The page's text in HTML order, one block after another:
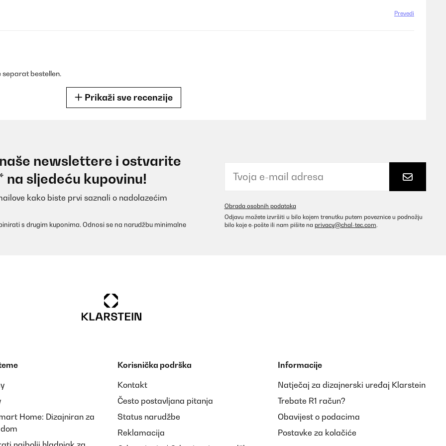
Prevedi
separat bestellen.
Prevedi
Prikaži sve recenzije
newslettere i ostvarite
na sljedeću kupovinu!
kako biste prvi saznali o nadolazećim
s drugim kuponima. Odnosi se na narudžbu minimalne
Obrada osobnih podataka
Odjavu možete izvršiti u bilo kojem trenutku putem poveznice u podnožju
bilo koje e-pošte ili nam pišite na privacy@chal-tec.com.
Home: Dizajniran za
Korisnička podrška
Kontakt
Često postavljana pitanja
Status narudžbe
Reklamacija
Informacije
Natječaj za dizajnerski uređaj Klarstein
Trebate R1 račun?
Obavijest o podacima
Postavke za kolačiće